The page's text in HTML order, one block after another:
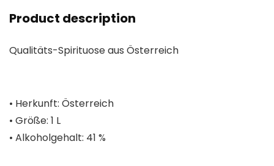
Product description
Qualitäts-Spirituose aus Österreich
• Herkunft: Österreich
• Größe: 1 L
• Alkoholgehalt: 41 %